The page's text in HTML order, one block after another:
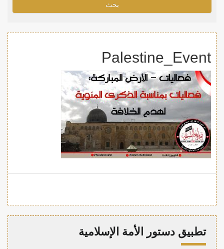
بحث
Palestine_Event
تطبيق دستور الأمة الإسلامية